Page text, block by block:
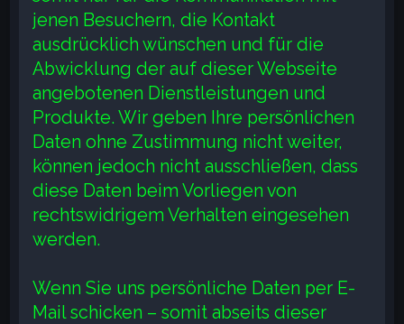
jenen Besuchern, die Kontakt
ausdrücklich wünschen und für die
Abwicklung der auf dieser Webseite
angebotenen Dienstleistungen und
Produkte. Wir geben Ihre persönlichen
Daten ohne Zustimmung nicht weiter,
können jedoch nicht ausschließen, dass
diese Daten beim Vorliegen von
rechtswidrigem Verhalten eingesehen
werden.
Wenn Sie uns persönliche Daten per E-
Mail schicken – somit abseits dieser